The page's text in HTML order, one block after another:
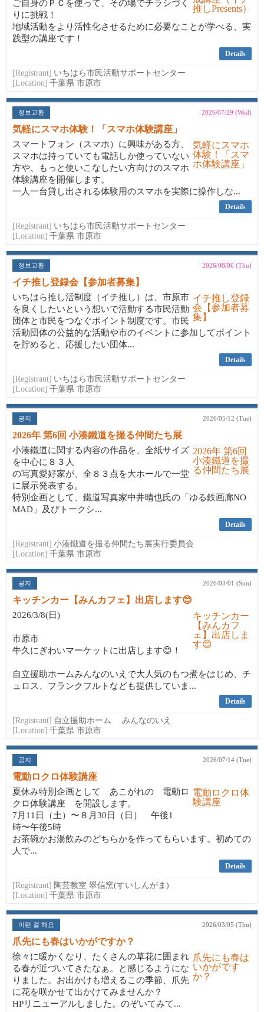
ご自身のＰＣを使って、その場でチラシづく
りに挑戦！
地域活動をより活性化させるために必要なことが学べる、実
践型の講座です！
Details
[Registrant] いちはら市民活動サポートセンター
[Location] 千葉県 市原市
정보교환 2026/07/29 (Wed)
気軽にスマホ体験！「スマホ体験講座」
スマートフォン（スマホ）に興味がある方、
スマホは持っていても電話しか使っていない
方や、もっと使いこなしたい方向けのスマホ
体験講座を開催します。
一人一台貸し出される体験用のスマホを実際に操作しな...
Details
[Registrant] いちはら市民活動サポートセンター
[Location] 千葉県 市原市
정보교환 2026/08/06 (Thu)
イチ推し登録会【参加者募集】
いちはら推し活制度（イチ推し）は、市原市
を良くしたいという想いで活動する市民活動
団体と市民をつなぐポイント制度です。市民
活動団体の公益的な活動や市のイベントに参加してポイント
を貯めると、応援したい団体...
Details
[Registrant] いちはら市民活動サポートセンター
[Location] 千葉県 市原市
공지 2026/05/12 (Tue)
2026年 第6回 小湊鐵道を撮る仲間たち展
小湊鐵道に関する内容の作品を、全紙サイズ
を中心に８３人
の写真愛好家が、全８３点を大ホールで一堂
に展示発表する。
特別企画として、鐵道写真家中井晴也氏の「ゆる鉄画廊NO
MAD」及びトークシ...
Details
[Registrant] 小湊鐵道を撮る仲間たち展実行委員会
[Location] 千葉県 市原市
공지 2026/03/01 (Sun)
キッチンカー【みんカフェ】出店します😊
2026/3/8(日)
市原市
牛久にぎわいマーケットに出店します😊！
自立援助ホームみんなのいえで大人気のもつ煮をはじめ、チ
ュロス、フランクフルトなども提供していま...
Details
[Registrant] 自立援助ホーム みんなのいえ
[Location] 千葉県 市原市
공지 2026/07/14 (Tue)
電動ロクロ体験講座
夏休み特別企画として あこがれの 電動ロ
クロ体験講座 を開設します。
7月11日（土）〜８月30日（日） 午後1
時〜午後5時
お茶碗かお湯飲みのどちらかを作ってもらいます。初めての
人で...
Details
[Registrant] 陶芸教室 翠信窯(すいしんがま)
[Location] 千葉県 市原市
이런 걸 해요 2026/03/05 (Thu)
爪先にも春はいかがですか？
徐々に暖かくなり、たくさんの草花に囲まれ
る春が近づいてきたなぁ。と感じるようにな
りました。お出かけも増えるこの季節、爪先
に花を咲かせて出かけてみませんか？
HPリニューアルしました。のぞいてみて...